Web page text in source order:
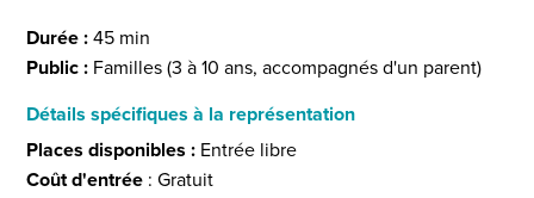
Durée :45 min
Public : Familles (3 à 10 ans, accompagnés d'un parent)
Détails spécifiques à la représentation
Places disponibles : Entrée libre
Coût d'entrée : Gratuit